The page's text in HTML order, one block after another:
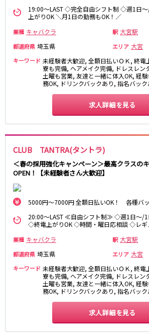
19:00～LAST ◇完全自由シフト制 ◇週1日
上がりOK ＼月1日の勤務もOK！／
業種 キャバクラ 駅 大宮駅
都道府県 埼玉県 エリア 大宮
キーワード 未経験者大歓迎, 全額日払いＯＫ, 終電
寮も完備, ヘアメイク完備, ドレスレン
土曜も営業, 友達と一緒に体入OK, 経
務OK, ドリンクバックあり, 指名バッ
求人詳細を見る
CLUB TANTRA(タントラ)
＜春の採用強化キャンペーン＞最高クラスの
OPEN！【未経験者さん大歓迎】
5000円～7000円 全額日払いOK！ 各種バッ
20:00～LAST ≪自由シフト制≫ ◇週1日～/
◇終電上がりOK ◇時間・曜日応相談 ◇レギ
業種 キャバクラ 駅 大宮駅
都道府県 埼玉県 エリア 大宮
キーワード 未経験者大歓迎, 全額日払いＯＫ, 終電
寮も完備, ヘアメイク完備, ドレスレン
土曜も営業, 友達と一緒に体入OK, 経
務OK, ドリンクバックあり, 指名バッ
求人詳細を見る
平塚
福富町・伊勢佐
横須賀
上大岡・戸塚
元住吉・綱島
川崎中部
横浜東部
川崎北部
茅ヶ崎
横浜西部
綾瀬・海老名・
埼玉県
大宮
志木
川越
所沢
春日部
蕨
上尾
坂戸・東松山
千葉県
船橋
市川・浦安
松戸
成田・四街道・香取
津田沼
JR中央線(快速)
吉祥寺駅
神田駅
八王子駅
中野駅
高円寺駅
荻窪駅
阿佐ヶ谷駅
三鷹駅
国分寺駅
西荻窪駅
水道橋駅
武蔵小金井駅
東中野駅
飯田橋駅
国立駅
豊田駅
西国分寺駅
高尾駅
四ツ谷駅
新橋駅
池袋駅
上野駅
新宿駅
秋葉原駅
神田駅
五反田駅
恵比寿駅
渋谷駅
御徒町駅
品川駅
日暮里駅
駒込駅
大塚駅
高田馬場駅
巣鴨駅
西日暮里駅
有楽町駅
目白駅
原宿駅